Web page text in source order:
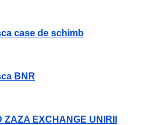
case de schimb
BNR
EXCHANGE UNIRII